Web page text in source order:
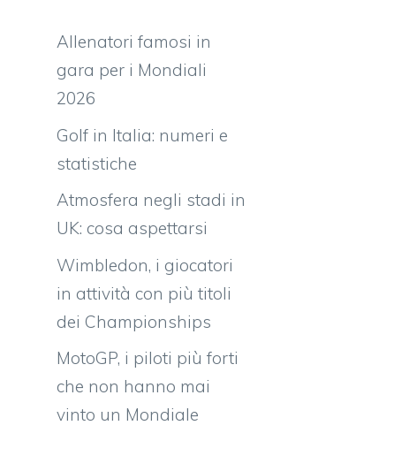
Allenatori famosi in
gara per i Mondiali
2026
Golf in Italia: numeri e
statistiche
Atmosfera negli stadi in
UK: cosa aspettarsi
Wimbledon, i giocatori
in attività con più titoli
dei Championships
MotoGP, i piloti più forti
che non hanno mai
vinto un Mondiale